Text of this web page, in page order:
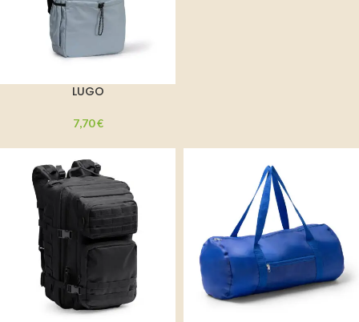
LUGO
7,70€